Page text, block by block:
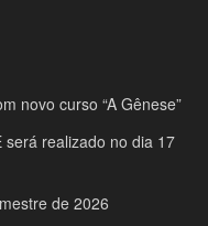
novo curso “A Gênese”
será realizado no dia 17
de 2026